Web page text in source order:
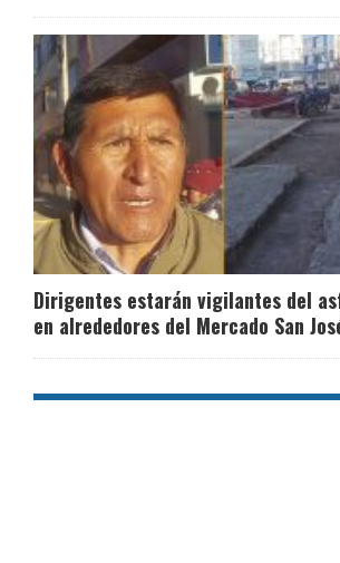
Dirigentes estarán vigilantes del
en alrededores del Mercado San